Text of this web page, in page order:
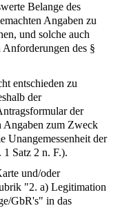
Belange des
Angaben zu
und solche auch
des §
entschieden zu
der
der
Angaben zum Zweck
Unangemessenheit der
Satz 2 n. F.).
und/oder
"2. a) Legitimation
GbR's" in das